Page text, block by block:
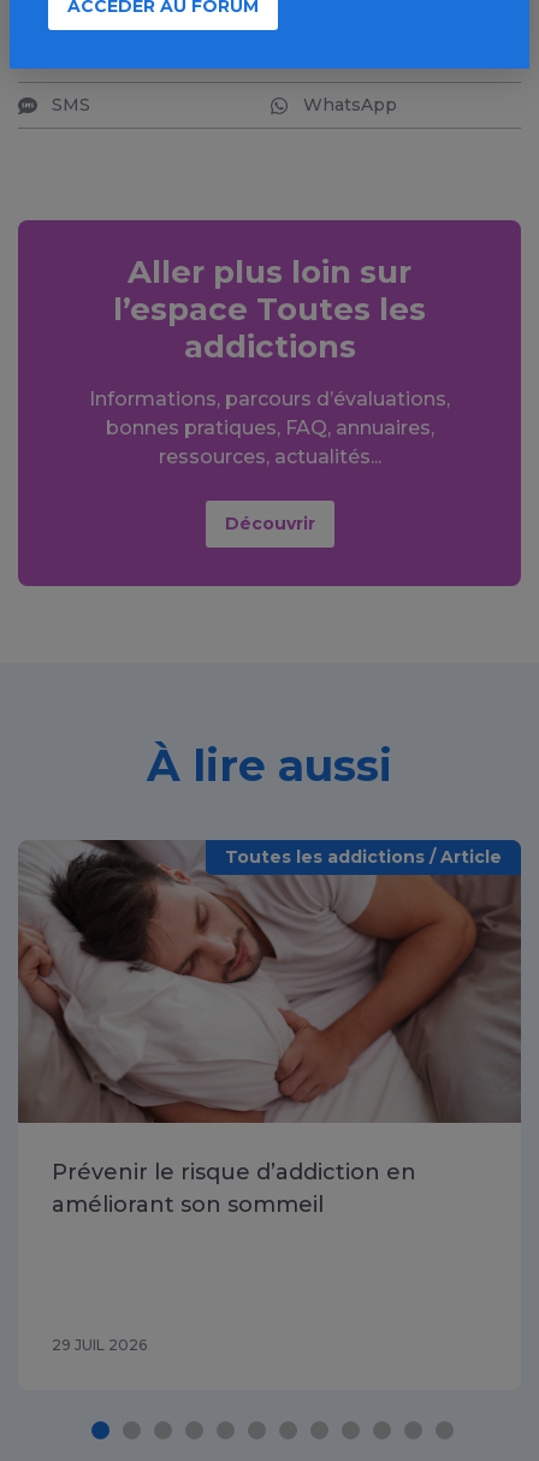
Facebook
SMS WhatsApp
Aller plus loin sur
l’espace Toutes les
addictions
Informations, parcours d’évaluations,
bonnes pratiques, FAQ, annuaires,
ressources, actualités...
Découvrir
À lire aussi
Toutes les addictions / Article
Prévenir le risque d’addiction en
améliorant son sommeil
29 JUIL 2026
ACCÉDER AU FORUM